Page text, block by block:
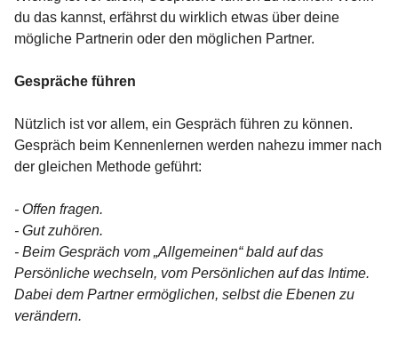
du das kannst, erfährst du wirklich etwas über deine
mögliche Partnerin oder den möglichen Partner.
Gespräche führen
Nützlich ist vor allem, ein Gespräch führen zu können.
Gespräch beim Kennenlernen werden nahezu immer nach
der gleichen Methode geführt:
- Offen fragen.
- Gut zuhören.
- Beim Gespräch vom „Allgemeinen“ bald auf das
Persönliche wechseln, vom Persönlichen auf das Intime.
Dabei dem Partner ermöglichen, selbst die Ebenen zu
verändern.